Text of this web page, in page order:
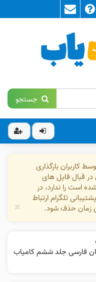
جستجو
کاربران بارگذاری
قبال فایل های
است را ندارد، در
تلگرام ارتباط
زمان حذف شود.
×
فارسی جلد ششم کامیاب